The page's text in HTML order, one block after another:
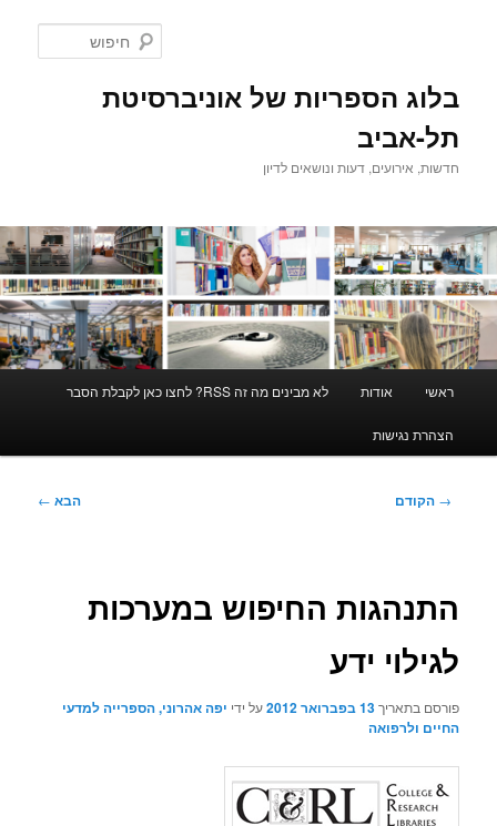
בלוג הספריות של אוניברסיטת
תל-אביב
חדשות, אירועים, דעות ונושאים לדיון
ראשי אודות לא מבינים מה זה RSS? לחצו כאן לקבלת הסבר
הצהרת נגישות
ניווט
→ הקודם הבא ←
התנהגות החיפוש במערכות
לגילוי ידע
פורסם בתאריך13 בפברואר 2012 על ידי יפה אהרוני, הספרייה למדעי
החיים ולרפואה